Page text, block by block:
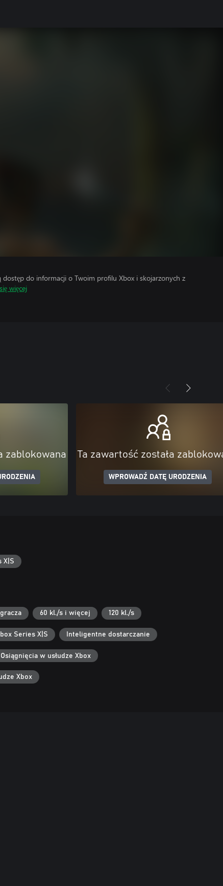
do informacji o Twoim profilu Xbox i skojarzonych z
więcej
zablokowana Ta zawartość została
WPROWADŹ DATĘ URODZENIA
X|S
60 kl./s i więcej 120 kl./s
Series X|S Inteligentne dostarczanie
Osiągnięcia w usłudze Xbox
Xbox